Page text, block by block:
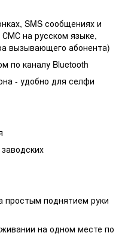
SMS сообщениях и
на русском языке,
вызывающего абонента)
по каналу Bluetooth
- удобно для селфи
простым поднятием руки
на одном месте по